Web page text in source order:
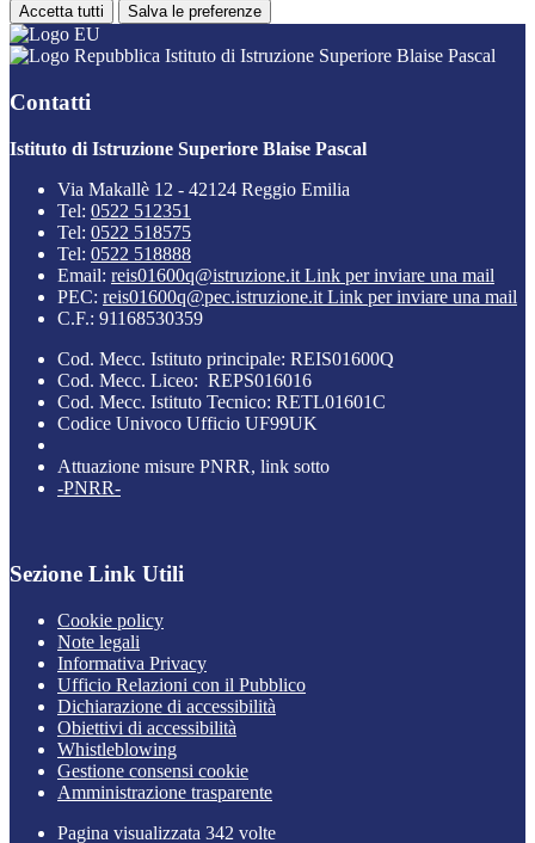
Accetta tutti Salva le preferenze
Istituto di Istruzione Superiore Blaise Pascal
Contatti
Istituto di Istruzione Superiore Blaise Pascal
Via Makallè 12 - 42124 Reggio Emilia
Tel: 0522 512351
Tel: 0522 518575
Tel: 0522 518888
Email: reis01600q@istruzione.it Link per inviare una mail
PEC: reis01600q@pec.istruzione.it Link per inviare una mail
C.F.: 91168530359
Cod. Mecc. Istituto principale: REIS01600Q
Cod. Mecc. Liceo: REPS016016
Cod. Mecc. Istituto Tecnico: RETL01601C
Codice Univoco Ufficio UF99UK
Attuazione misure PNRR, link sotto
-PNRR-
Sezione Link Utili
Cookie policy
Note legali
Informativa Privacy
Ufficio Relazioni con il Pubblico
Dichiarazione di accessibilità
Obiettivi di accessibilità
Whistleblowing
Gestione consensi cookie
Amministrazione trasparente
Pagina visualizzata 342 volte